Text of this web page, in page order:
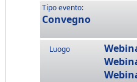
Tipo evento:
Convegno
Luogo